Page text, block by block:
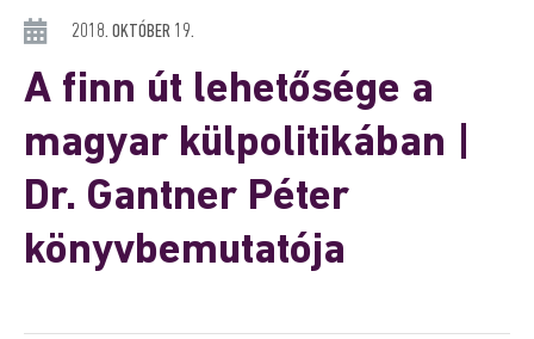
2018. OKTÓBER 19.
A finn út lehetősége a
magyar külpolitikában |
Dr. Gantner Péter
könyvbemutatója